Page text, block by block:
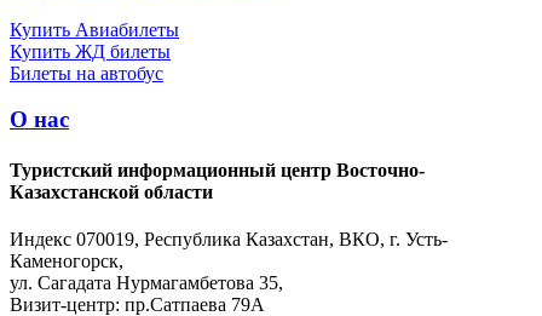
Купить Авиабилеты
Купить ЖД билеты
Билеты на автобус
О нас
Туристский информационный центр Восточно-
Казахстанской области
Индекс 070019, Республика Казахстан, ВКО, г. Усть-
Каменогорск,
ул. Сагадата Нурмагамбетова 35,
Визит-центр: пр.Сатпаева 79А